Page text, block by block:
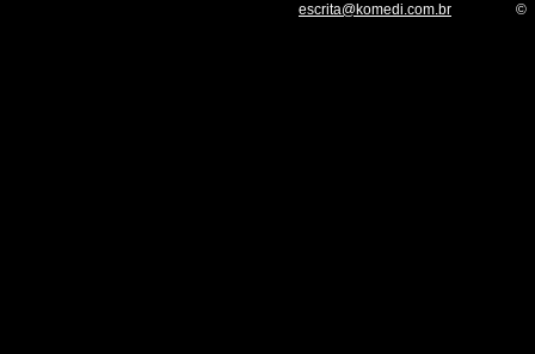
escrita@komedi.com.br ©